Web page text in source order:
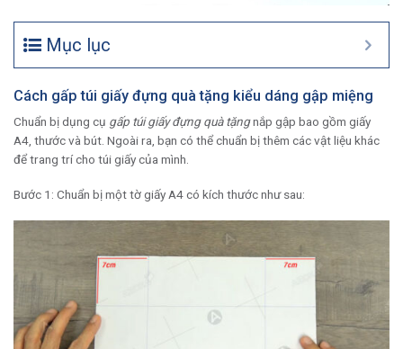
Mục lục
Cách gấp túi giấy đựng quà tặng kiểu dáng gập miệng
Chuẩn bị dụng cụ gấp túi giấy đựng quà tặngnắp gập bao gồm giấy
A4, thước và bút. Ngoài ra, bạn có thể chuẩn bị thêm các vật liệu khác
để trang trí cho túi giấy của mình.
Bước 1: Chuẩn bị một tờ giấy A4 có kích thước như sau: